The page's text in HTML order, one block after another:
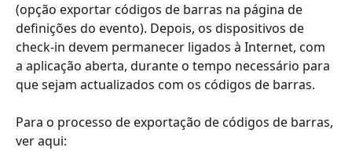
(opção exportar códigos de barras na página de
definições do evento). Depois, os dispositivos de
check-in devem permanecer ligados à Internet, com
a aplicação aberta, durante o tempo necessário para
que sejam actualizados com os códigos de barras.
Para o processo de exportação de códigos de barras,
ver aqui: